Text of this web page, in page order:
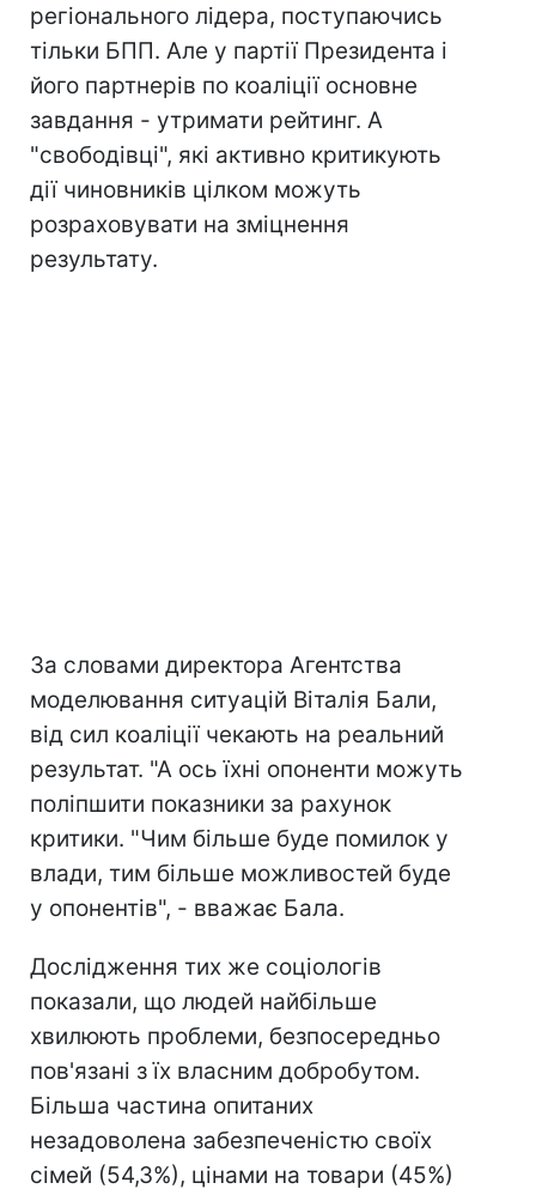
регіонального лідера, поступаючись
тільки БПП. Але у партії Президента і
його партнерів по коаліції основне
завдання - утримати рейтинг. А
"свободівці", які активно критикують
дії чиновників цілком можуть
розраховувати на зміцнення
результату.
За словами директора Агентства
моделювання ситуацій Віталія Бали,
від сил коаліції чекають на реальний
результат. "А ось їхні опоненти можуть
поліпшити показники за рахунок
критики. "Чим більше буде помилок у
влади, тим більше можливостей буде
у опонентів", - вважає Бала.
Дослідження тих же соціологів
показали, що людей найбільше
хвилюють проблеми, безпосередньо
пов'язані з їх власним добробутом.
Більша частина опитаних
незадоволена забезпеченістю своїх
сімей (54,3%), цінами на товари (45%)